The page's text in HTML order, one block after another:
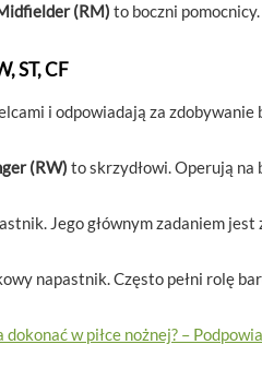
(RM) to boczni
ST, CF
i odpowiadają za zdobywanie
(RW) to skrzydłowi. Operują
Jego głównym zadaniem
napastnik. Często pełni rolę
dokonać w piłce nożnej? –